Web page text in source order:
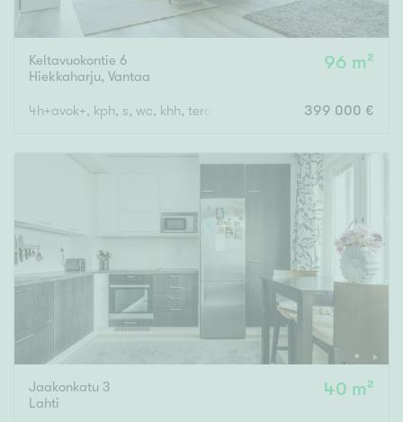
Keltavuokontie 6
Hiekkaharju, Vantaa
96 m²
4h+avok+, kph, s, wc, khh, terassi, var 399 000 €
Jaakonkatu 3
Lahti
40 m²